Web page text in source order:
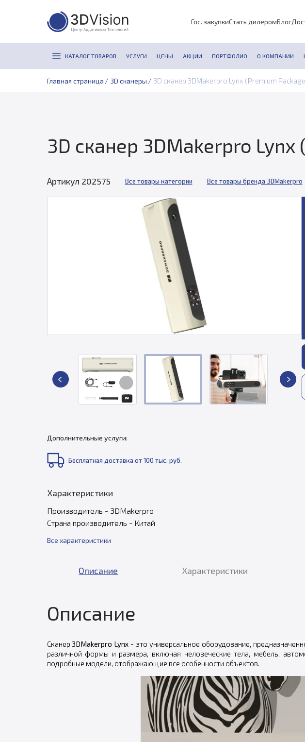
Гос. закупкиСтать дилеромБлог
КАТАЛОГ ТОВАРОВ УСЛУГИ ЦЕНЫ АКЦИИ ПОРТФОЛИО О КОМПАНИИ
Главная страница / 3D сканеры / 3D сканер 3DMakerpro Lynx (Premium
3D сканер 3DMakerpro Lynx
Артикул 202575 Все товары категории Все товары бренда 3DMakerpro
Дополнительные услуги:
Бесплатная доставка от 100 тыс. руб.
Характеристики
Производитель - 3DMakerpro
Страна производитель - Китай
Все характеристики
Описание Характеристики
Описание
Сканер 3DMakerpro Lynx - это универсальное оборудование,
различной формы и размера, включая человеческие тела, мебель,
подробные модели, отображающие все особенности объектов.